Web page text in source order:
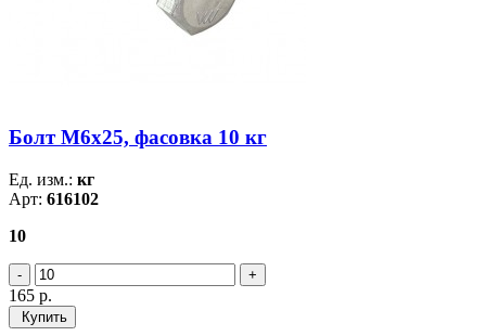
Болт М6х25, фасовка 10 кг
Ед. изм.: кг
Арт: 616102
10
165 р.
Купить